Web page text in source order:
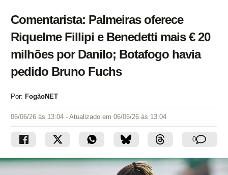
Comentarista: Palmeiras oferece
Riquelme Fillipi e Benedetti mais € 20
milhões por Danilo; Botafogo havia
pedido Bruno Fuchs
Por: FogãoNET
06/06/26 às 13:04 - Atualizado em 06/06/26 às 13:04
0